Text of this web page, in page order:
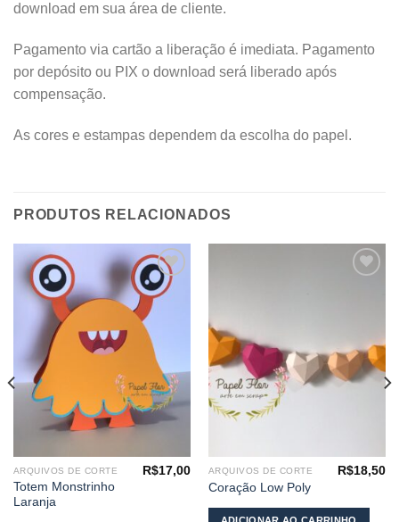
download em sua área de cliente.
Pagamento via cartão a liberação é imediata. Pagamento
por depósito ou PIX o download será liberado após
compensação.
As cores e estampas dependem da escolha do papel.
PRODUTOS RELACIONADOS
Adicionar
aos
meus
desejos
ARQUIVOS DE CORTE
Totem Monstrinho
Laranja
R$17,00 ARQUIVOS DE CORTE
Coração Low Poly
R$18,50